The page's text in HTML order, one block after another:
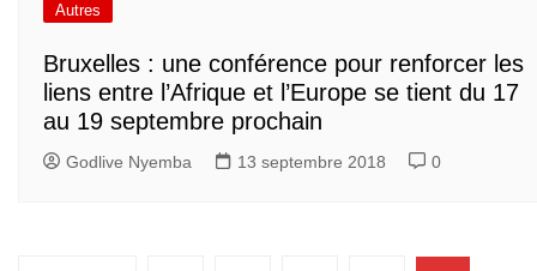
Autres
Bruxelles : une conférence pour renforcer les
liens entre l’Afrique et l’Europe se tient du 17
au 19 septembre prochain
Godlive Nyemba 13 septembre 2018 0